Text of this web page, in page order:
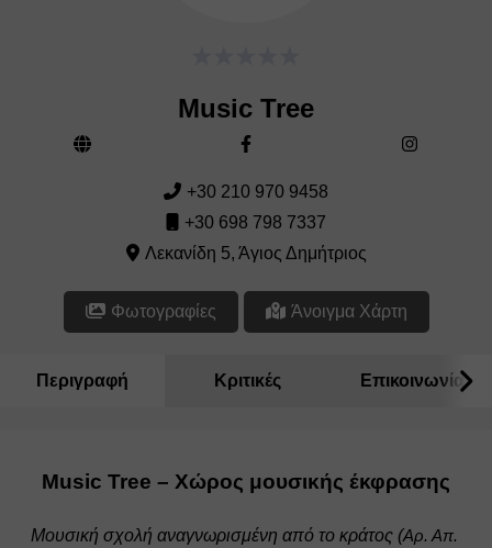
Music Tree
+30 210 970 9458
+30 698 798 7337
Λεκανίδη 5, Άγιος Δημήτριος
Φωτογραφίες Άνοιγμα Χάρτη
Περιγραφή Κριτικές Επικοινωνία
Music Tree – Χώρος μουσικής έκφρασης
Μουσική σχολή αναγνωρισμένη από το κράτος (Αρ. Απ.